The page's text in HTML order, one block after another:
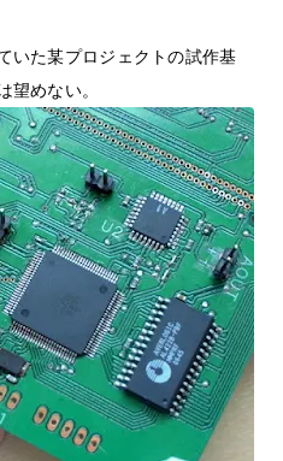
いた某プロジェクトの試作基
望めない。